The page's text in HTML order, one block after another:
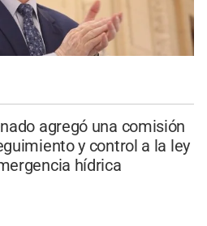
agregó una comisión
y control a la ley
hídrica